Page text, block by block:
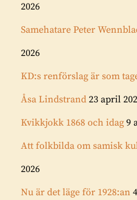
2026
Samehatare Peter
2026
KD:s renförslag är som
Åsa Lindstrand 23 april
Kvikkjokk 1868 och idag 9
Att folkbilda om samisk
2026
Nu är det läge för 1928:an